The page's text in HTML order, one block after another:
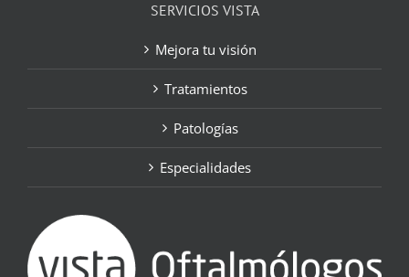
SERVICIOS VISTA
Mejora tu visión
Tratamientos
Patologías
Especialidades